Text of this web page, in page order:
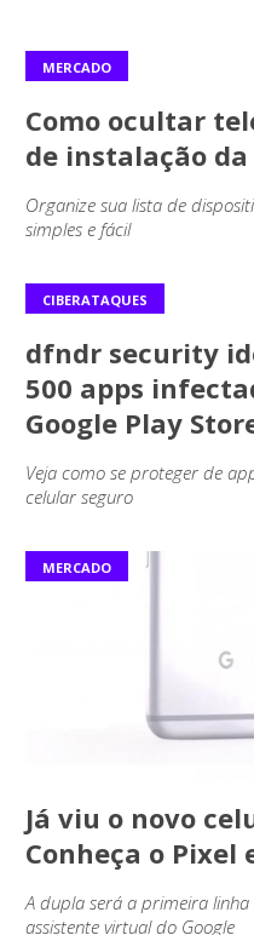
MERCADO
Como ocultar
de instalação da
Organize sua lista de
simples e fácil
CIBERATAQUES
dfndr security
500 apps
Google Play
Veja como se proteger de
celular seguro
MERCADO
Já viu o novo
Conheça o Pixel
A dupla será a primeira
assistente virtual do Google